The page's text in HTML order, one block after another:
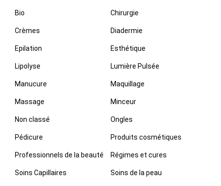
Bio Chirurgie
Crèmes Diadermie
Epilation Esthétique
Lipolyse Lumière Pulsée
Manucure Maquillage
Massage Minceur
Non classé Ongles
Pédicure Produits cosmétiques
Professionnels de la beauté Régimes et cures
Soins Capillaires Soins de la peau